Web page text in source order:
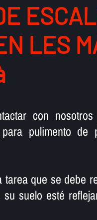
LES
con
pulimento de
que se debe
suelo esté